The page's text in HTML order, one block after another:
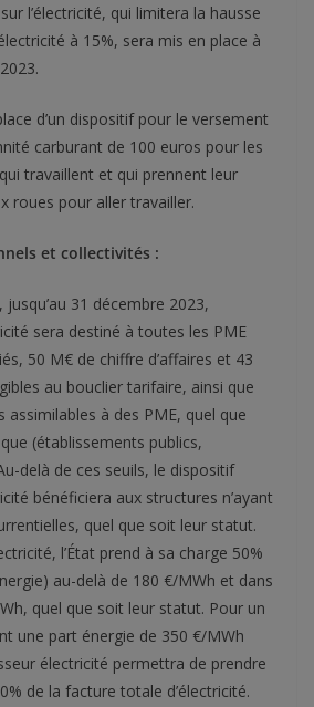
l’électricité, qui limitera la hausse
à 15%, sera mis en place à
d’un dispositif pour le versement
carburant de 100 euros pour les
travaillent et qui prennent leur
roues pour aller travailler.
et collectivités :
31 décembre 2023,
sera destiné à toutes les PME
50 M€ de chiffre d’affaires et 43
au bouclier tarifaire, ainsi que
à des PME, quel que
(établissements publics,
delà de ces seuils, le dispositif
bénéficiera aux structures n’ayant
quel que soit leur statut.
l’État prend à sa charge 50%
au-delà de 180 €/MWh et dans
quel que soit leur statut. Pour un
une part énergie de 350 €/MWh
électricité permettra de prendre
de la facture totale d’électricité.